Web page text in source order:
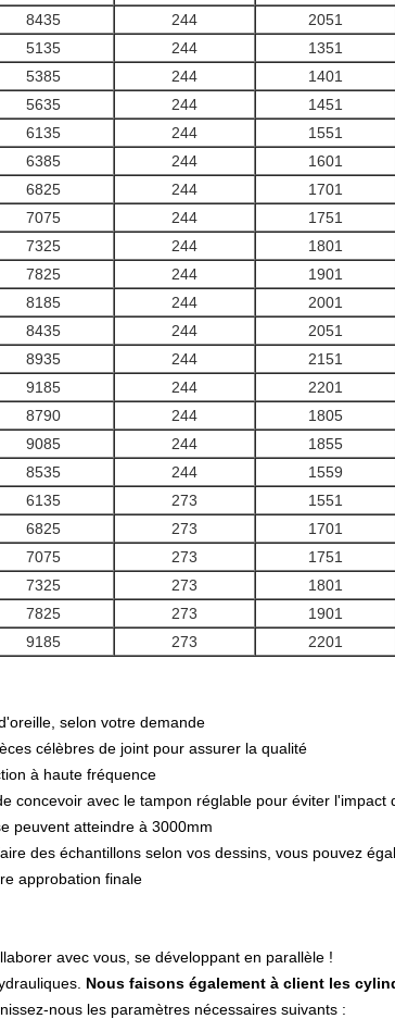
8435 244
2051
5135 244
1351
5385 244
1401
5635 244
1451
6135 244
1551
6385 244
1601
6825 244
1701
7075 244
1751
7325 244
1801
7825 244
1901
8185 244
2001
8435 244
2051
8935 244
2151
9185 244
2201
8790 244
1805
9085 244
1855
8535 244
1559
6135 273
1551
6825 273
1701
7075 273
1751
7325 273
1801
7825 273
1901
9185 273 2201
selon votre demande
célèbres de joint pour assurer la qualité
à haute fréquence
concevoir avec le tampon réglable pour éviter l'impact
peuvent atteindre à 3000mm
des échantillons selon vos dessins, vous pouvez
approbation finale
avec vous, se développant en parallèle !
Nous faisons également à client les
nous les paramètres nécessaires suivants :